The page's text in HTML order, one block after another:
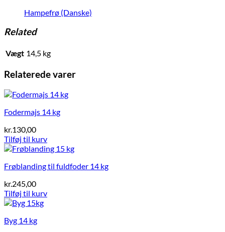
Hampefrø (Danske)
Related
Vægt 14,5 kg
Relaterede varer
Fodermajs 14 kg
kr.130,00
Tilføj til kurv
Frøblanding til fuldfoder 14 kg
kr.245,00
Tilføj til kurv
Byg 14 kg